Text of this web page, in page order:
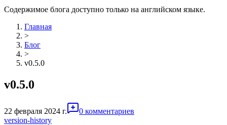
Содержимое блога доступно только на английском языке.
Главная
>
Блог
>
v0.5.0
v0.5.0
22 февраля 2024 г.
0 комментариев
version-history